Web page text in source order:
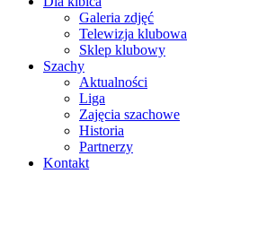
Galeria zdjęć
Telewizja klubowa
Sklep klubowy
Szachy
Aktualności
Liga
Zajęcia szachowe
Historia
Partnerzy
Kontakt